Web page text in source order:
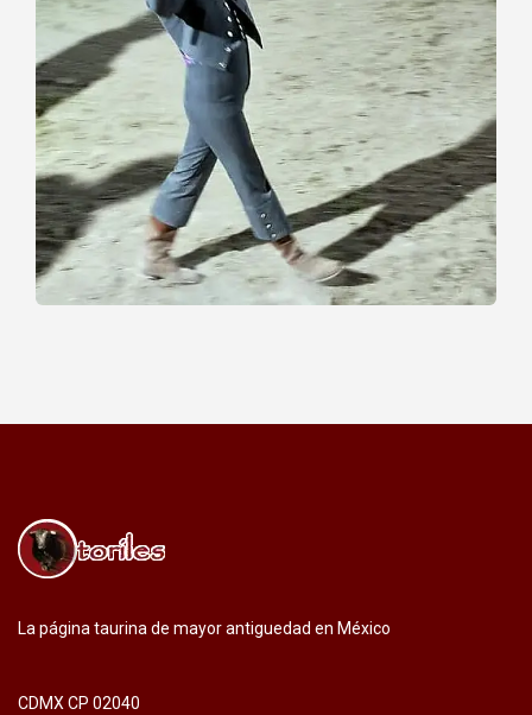
La página taurina de mayor antiguedad en México
CDMX CP 02040